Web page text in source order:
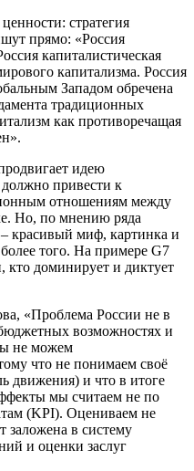
стратегия
прямо: «Россия
капиталистическая
капитализма. Россия
Западом обречена
традиционных
как противоречащая
идею
привести к
отношениям между
Но, по мнению ряда
красивый миф, картинка и
того. На примере G7
кто доминирует и диктует
«Проблема России не в
возможностях и
не можем
что не понимаем своё
движения) и что в итоге
мы считаем не по
(KPI). Оцениваем не
заложена в систему
и оценки заслуг